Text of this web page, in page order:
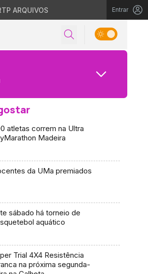
ARQUIVOS Entrar
atletas correm na Ultra
Madeira
da UMa premiados
sábado há torneio de
aquático
Trial 4X4 Resistência
na próxima segunda-